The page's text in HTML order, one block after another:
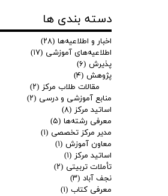
دسته بندی ها
اخبار و اطلاعیه‌ها (۲۸)
اطلاعیه‌های آموزشی (۱۷)
پذیرش (۶)
پژوهش (۴)
مقالات طلاب مرکز (۲)
منابع آموزشی و درسی (۲)
اساتید مرکز (۸)
معرفی رشته‌ها (۵)
مدیر مرکز تخصصی (۱)
معاون آموزش (۱)
اساتید مرکز (۱)
تأملات تربیتی (۲)
نجف آباد (۳)
معرفی کتاب (۱)